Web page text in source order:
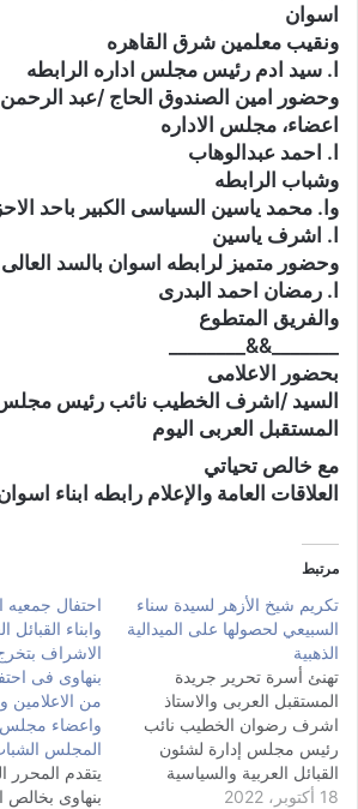
اسوان
ونقيب معلمين شرق القاهره
ا. سيد ادم رئيس مجلس اداره الرابطه
وحضور امين الصندوق الحاج /عبد الرحمن
اعضاء، مجلس الاداره
ا. احمد عبدالوهاب
وشباب الرابطه
وا. محمد ياسين السياسى الكبير باحد
ا. اشرف ياسين
وحضور متميز لرابطه اسوان بالسد
ا. رمضان احمد البدرى
والفريق المتطوع
_______&&________
بحضور الاعلامى
السيد /اشرف الخطيب نائب رئيس مجلس
المستقبل العربى اليوم
مع خالص تحياتي
العلاقات العامة والإعلام رابطه ابناء
مرتبط
تكريم شيخ الأزهر لسيدة سناء
السبيعي لحصولها على الميدالية
الذهبية
تهنئ أسرة تحرير جريدة
المستقبل العربى والاستاذ
اشرف رضوان الخطيب نائب
رئيس مجلس إدارة لشئون
القبائل العربية والسياسية
بالجريدة كما يتقدموا بخالص
18 أكتوبر، 2022
احتفال جمعيه
وابناء القبائل
الاشراف
بنهاوى فى
من الاعلامين
واعضاء مجلس
المجلس
يتقدم المحرر
بنهاوى بخالص